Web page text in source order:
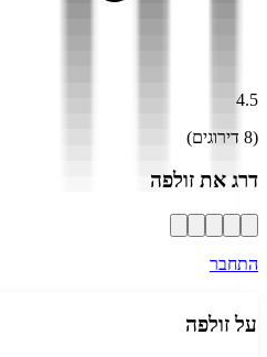
4.5
(
8 דירוגים)
דרג את זולפה
התחבר
על זולפה